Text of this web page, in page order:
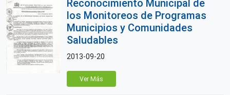
Reconocimiento Municipal de
los Monitoreos de Programas
Municipios y Comunidades
Saludables
2013-09-20
Ver Más